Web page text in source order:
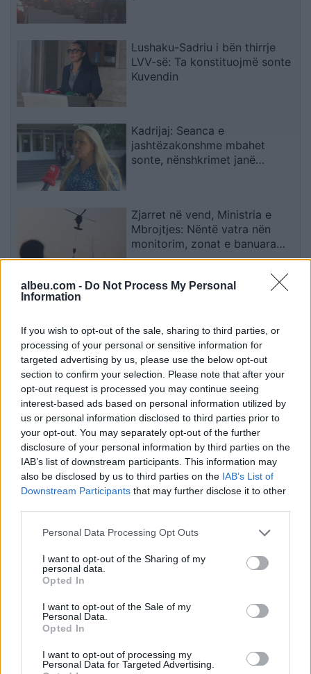
albeu.com - Do Not Process My Personal
Information
If you wish to opt-out of the sale, sharing to third parties, or
processing of your personal or sensitive information for
targeted advertising by us, please use the below opt-out
section to confirm your selection. Please note that after your
opt-out request is processed you may continue seeing
interest-based ads based on personal information utilized by
us or personal information disclosed to third parties prior to
your opt-out. You may separately opt-out of the further
disclosure of your personal information by third parties on the
IAB’s list of downstream participants. This information may
also be disclosed by us to third parties on the IAB’s List of
Downstream Participants that may further disclose it to other
Personal Data Processing Opt Outs
I want to opt-out of the Sharing of my
personal data.
Opted In
I want to opt-out of the Sale of my
Personal Data.
Opted In
I want to opt-out of processing my
Personal Data for Targeted Advertising.
Lushaku-Sadriu i bën thirrje
LVV-së: Ta konstituojmë sonte
Kuvendin
Kadrijaj: Seanca e
jashtëzakonshme mbahet
sonte, nënshkrimet janë
Zjarret në vend, Ministria e
Mbrojtjes: Nëntë vatra nën
monitorim, zonat e banuara
jashtë rrezikut
Leipzig
Esim for Global
Esim for USA| Esim for Italy| Esim for Spain|Esim
for Turkey|Esim for Germany|Esim for Greece|